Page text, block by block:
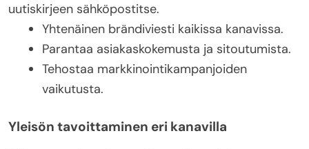
uutiskirjeen sähköpostitse.
Yhtenäinen brändiviesti kaikissa kanavissa.
Parantaa asiakaskokemusta ja sitoutumista.
Tehostaa markkinointikampanjoiden
vaikutusta.
Yleisön tavoittaminen eri kanavilla